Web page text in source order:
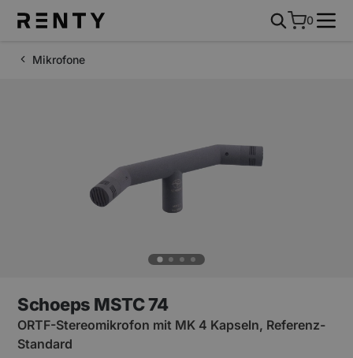
0
Mikrofone
Schoeps MSTC 74
ORTF-Stereomikrofon mit MK 4 Kapseln, Referenz-
Standard